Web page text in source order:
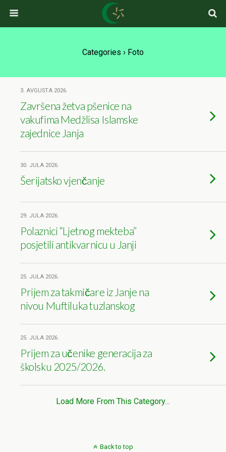
Categories › Foto
3. AVGUSTA 2026.
Završena žetva pšenice na
vakufima Medžlisa Islamske
zajednice Janja
30. JULA 2026.
Šerijatsko vjenčanje
29. JULA 2026.
Polaznici “Ljetnog mekteba”
posjetili antikvarnicu u Janji
25. JULA 2026.
Prijem za takmičare iz Janje na
nivou Muftiluka tuzlanskog
25. JULA 2026.
Prijem za učenike generacija za
školsku 2025/2026.
Load More From This Category…
Back to top